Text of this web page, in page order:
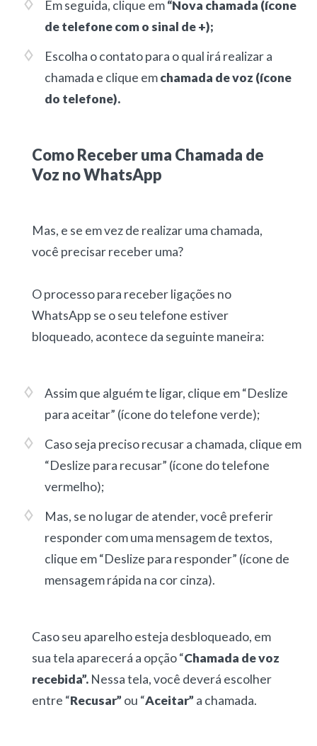
Em seguida, clique em“Nova chamada (ícone
de telefone com o sinal de +);
Escolha o contato para o qual irá realizar a
chamada e clique emchamada de voz (ícone
do telefone).
Como Receber uma Chamada de
Voz no WhatsApp
Mas, e se em vez de realizar uma chamada,
você precisar receber uma?
O processo para receber ligações no
WhatsApp se o seu telefone estiver
bloqueado, acontece da seguinte maneira:
Assim que alguém te ligar, clique em “Deslize
para aceitar” (ícone do telefone verde);
Caso seja preciso recusar a chamada, clique em
“Deslize para recusar” (ícone do telefone
vermelho);
Mas, se no lugar de atender, você preferir
responder com uma mensagem de textos,
clique em “Deslize para responder” (ícone de
mensagem rápida na cor cinza).
Caso seu aparelho esteja desbloqueado, em
sua tela aparecerá a opção “Chamada de voz
recebida”. Nessa tela, você deverá escolher
entre “Recusar” ou “Aceitar” a chamada.